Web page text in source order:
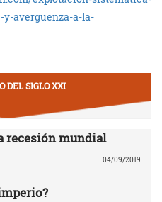
averguenza-a-la-
DEL SIGLO XXI
recesión mundial
04/09/2019